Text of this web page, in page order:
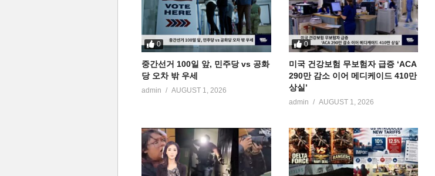
0
중간선거 100일 앞, 민주당 vs 공화
당 오차 밖 우세
admin AUGUST 1, 2026
0
미국 건강보험 무보험자 급증 ‘ACA
290만 감소 이어 메디케이드 410만
상실’
admin AUGUST 1, 2026